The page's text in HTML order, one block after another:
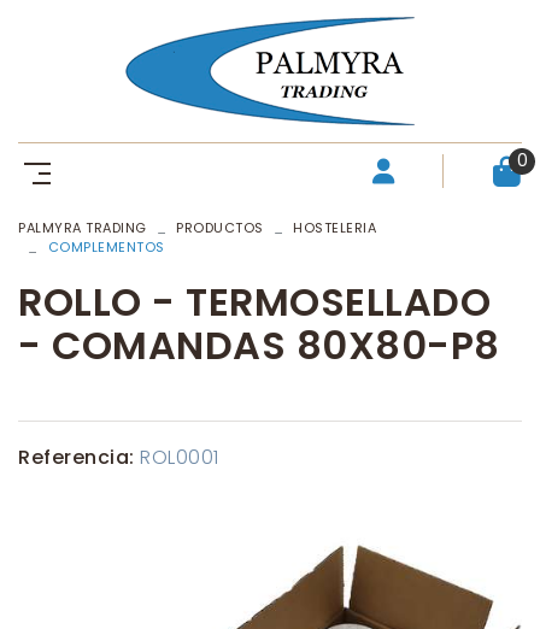
0
PALMYRA TRADING PRODUCTOS
HOSTELERIA
COMPLEMENTOS
ROLLO - TERMOSELLADO
- COMANDAS 80X80-P8
Referencia: ROL0001